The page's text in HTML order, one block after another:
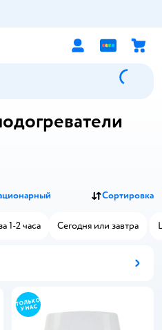
Сортировка
1-2 часа Сегодня или завтра